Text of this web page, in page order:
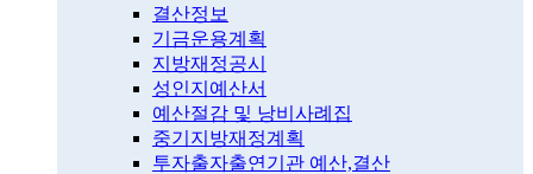
결산정보
기금운용계획
지방재정공시
성인지예산서
예산절감 및 낭비사례집
중기지방재정계획
투자출자출연기관 예산,결산